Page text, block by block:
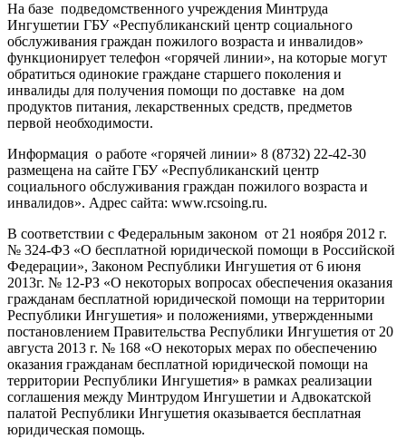
На базе подведомственного учреждения Минтруда
Ингушетии ГБУ «Республиканский центр социального
обслуживания граждан пожилого возраста и инвалидов»
функционирует телефон «горячей линии», на которые могут
обратиться одинокие граждане старшего поколения и
инвалиды для получения помощи по доставке на дом
продуктов питания, лекарственных средств, предметов
первой необходимости.
Информация о работе «горячей линии» 8 (8732) 22-42-30
размещена на сайте ГБУ «Республиканский центр
социального обслуживания граждан пожилого возраста и
инвалидов». Адрес сайта: www.rcsoing.ru.
В соответствии с Федеральным законом от 21 ноября 2012 г.
№ 324-Ф3 «О бесплатной юридической помощи в Российской
Федерации», Законом Республики Ингушетия от 6 июня
2013г. № 12-РЗ «О некоторых вопросах обеспечения оказания
гражданам бесплатной юридической помощи на территории
Республики Ингушетия» и положениями, утвержденными
постановлением Правительства Республики Ингушетия от 20
августа 2013 г. № 168 «О некоторых мерах по обеспечению
оказания гражданам бесплатной юридической помощи на
территории Республики Ингушетия» в рамках реализации
соглашения между Минтрудом Ингушетии и Адвокатской
палатой Республики Ингушетия оказывается бесплатная
юридическая помощь.